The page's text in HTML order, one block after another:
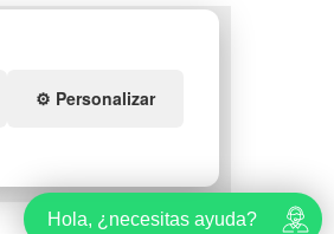
MUEBLES CON PALETS
⚙️ Personalizar
Hola, ¿necesitas ayuda?